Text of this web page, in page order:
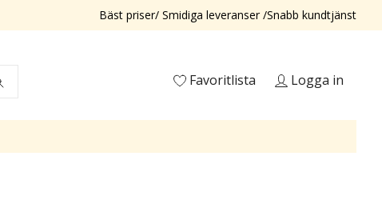
Bäst priser/ Smidiga leveranser /Snabb kundtjänst
Favoritlista Logga in